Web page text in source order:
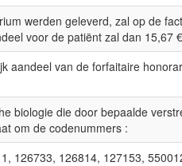
werden geleverd, zal op de
voor de patiënt zal dan 15,67
aandeel van de forfaitaire
biologie die door bepaalde
om de codenummers :
126733, 126814, 127153,